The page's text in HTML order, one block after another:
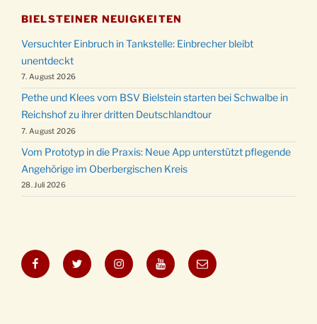
BIELSTEINER NEUIGKEITEN
Versuchter Einbruch in Tankstelle: Einbrecher bleibt
unentdeckt
7. August 2026
Pethe und Klees vom BSV Bielstein starten bei Schwalbe in
Reichshof zu ihrer dritten Deutschlandtour
7. August 2026
Vom Prototyp in die Praxis: Neue App unterstützt pflegende
Angehörige im Oberbergischen Kreis
28. Juli 2026
FacebookTwitter InstagramYouTubeE-
Mail